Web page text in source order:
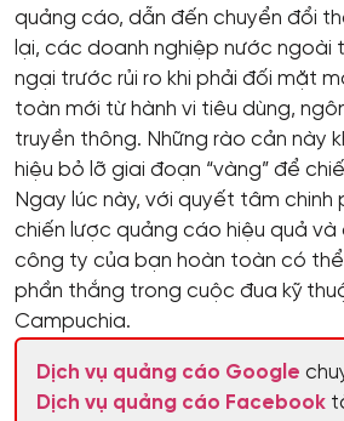
quảng cáo, dẫn đến chuyển đổi
lại, các doanh nghiệp nước ngoài
ngại trước rủi ro khi phải đối mặt
toàn mới từ hành vi tiêu dùng,
truyền thông. Những rào cản này
hiệu bỏ lỡ giai đoạn “vàng” để
Ngay lúc này, với quyết tâm chinh
chiến lược quảng cáo hiệu quả và
công ty của bạn hoàn toàn có
phần thắng trong cuộc đua kỹ
Campuchia.
Dịch vụ quảng cáo Google
Dịch vụ quảng cáo Facebook